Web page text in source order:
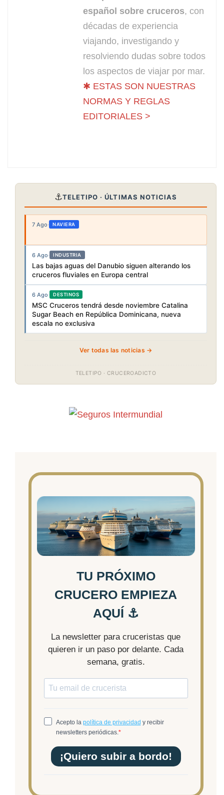
español sobre cruceros, con
décadas de experiencia
viajando, investigando y
resolviendo dudas sobre todos
los aspectos de viajar por mar.
✱ ESTAS SON NUESTRAS
NORMAS Y REGLAS
EDITORIALES >
⚓TELETIPO · ÚLTIMAS NOTICIAS
7 Ago· NAVIERA
6 Ago· INDUSTRIA
Las bajas aguas del Danubio siguen alterando los
cruceros fluviales en Europa central
6 Ago· DESTINOS
MSC Cruceros tendrá desde noviembre Catalina
Sugar Beach en República Dominicana, nueva
escala no exclusiva
Ver todas las noticias →
TELETIPO · CRUCEROADICTO